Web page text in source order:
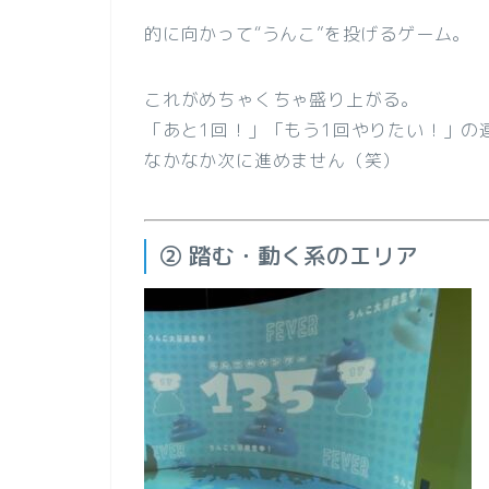
的に向かって“うんこ”を投げるゲーム。
これがめちゃくちゃ盛り上がる。
「あと1回！」「もう1回やりたい！」の
なかなか次に進めません（笑）
② 踏む・動く系のエリア